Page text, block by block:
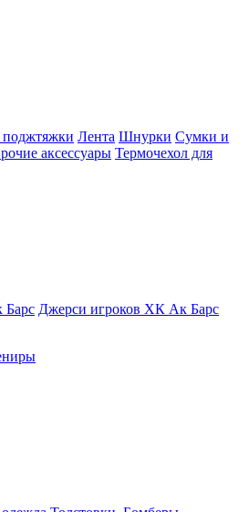
поджтяжки Лента Шнурки Сумки и
аксессуары Термочехол для
Джерси игроков ХК Ак Барс